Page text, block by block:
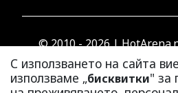
С използването на сайта
използваме „бисквитки" за
© 2010 - 2026 |
запазени.